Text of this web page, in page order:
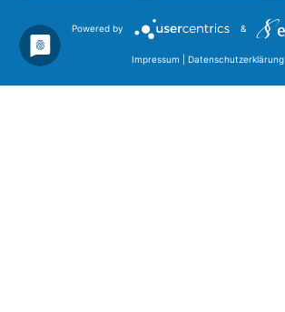
Powered by &
Impressum Datenschutzerklärung